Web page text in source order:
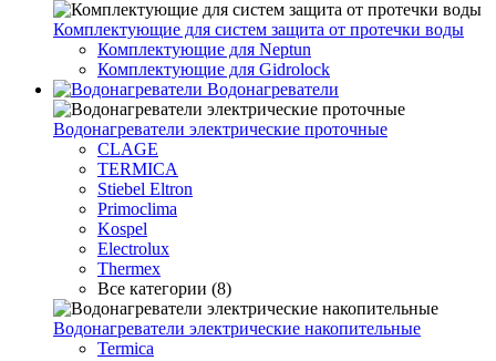
Комплектующие для систем защита от протечки воды
Комплектующие для Neptun
Комплектующие для Gidrolock
Водонагреватели
Водонагреватeли электрические проточные
CLAGE
TERMICA
Stiebel Eltron
Primoclima
Kospel
Electrolux
Thermex
Все категории (8)
Водонагреватели электрические накопительные
Termica